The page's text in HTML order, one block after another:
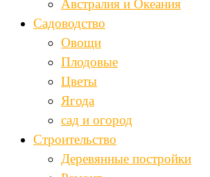
Австралия и Океания
Садоводство
Овощи
Плодовые
Цветы
Ягода
сад и огород
Строительство
Деревянные постройки